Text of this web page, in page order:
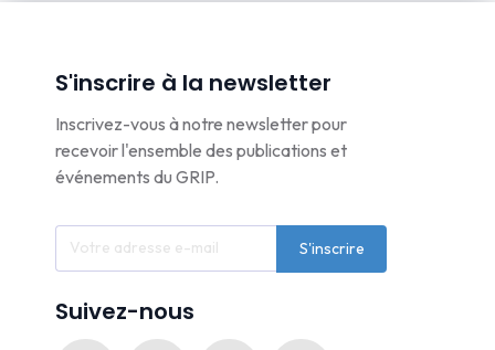
S'inscrire à la newsletter
Inscrivez-vous à notre newsletter pour
recevoir l'ensemble des publications et
événements du GRIP.
S'inscrire
Suivez-nous